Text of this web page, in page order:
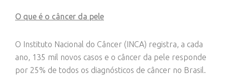
O que é o câncer da pele
O Instituto Nacional do Câncer (INCA) registra, a cada
ano, 135 mil novos casos e o câncer da pele responde
por 25% de todos os diagnósticos de câncer no Brasil.